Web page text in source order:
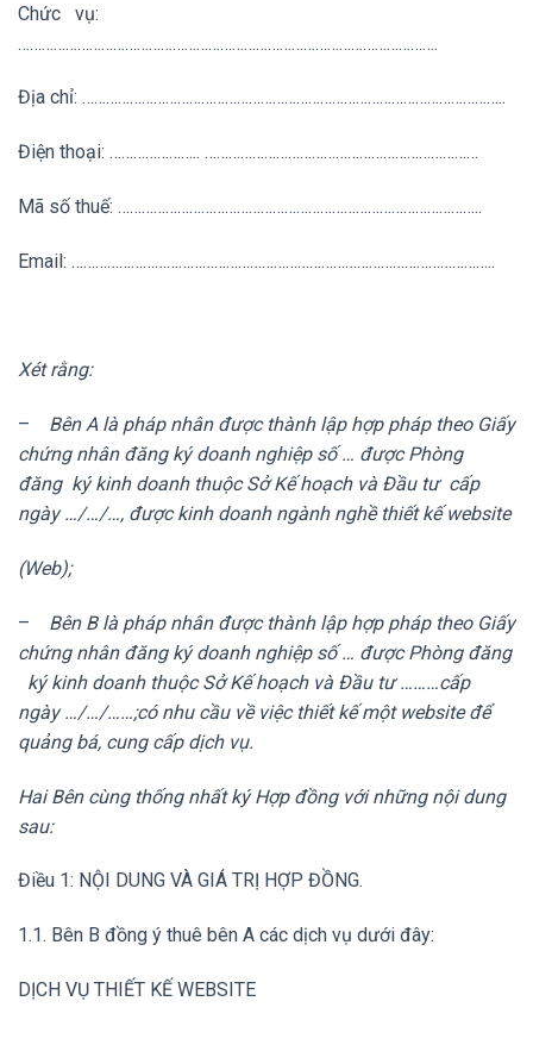
Chức vụ:
…………………………………………………………………………………………….
Địa chỉ: ……………………………………………………………………………………………..
Điện thoại: ………………….. ……………………………………………………………
Mã số thuế: ………………………………………………………………………………..
Email: ……………………………………………………………………………………………..
Xét rằng:
– Bên A là pháp nhân được thành lập hợp pháp theo Giấy
chứng nhân đăng ký doanh nghiệp số … được Phòng
đăng ký kinh doanh thuộc Sở Kế hoạch và Đầu tư cấp
ngày …/…/…, được kinh doanh ngành nghề thiết kế website
(Web);
– Bên B là pháp nhân được thành lập hợp pháp theo Giấy
chứng nhân đăng ký doanh nghiệp số … được Phòng đăng
ký kinh doanh thuộc Sở Kế hoạch và Đầu tư ………cấp
ngày …/…/……;có nhu cầu về việc thiết kế một website để
quảng bá, cung cấp dịch vụ.
Hai Bên cùng thống nhất ký Hợp đồng với những nội dung
sau:
Điều 1: NỘI DUNG VÀ GIÁ TRỊ HỢP ĐỒNG.
1.1. Bên B đồng ý thuê bên A các dịch vụ dưới đây:
DỊCH VỤ THIẾT KẾ WEBSITE